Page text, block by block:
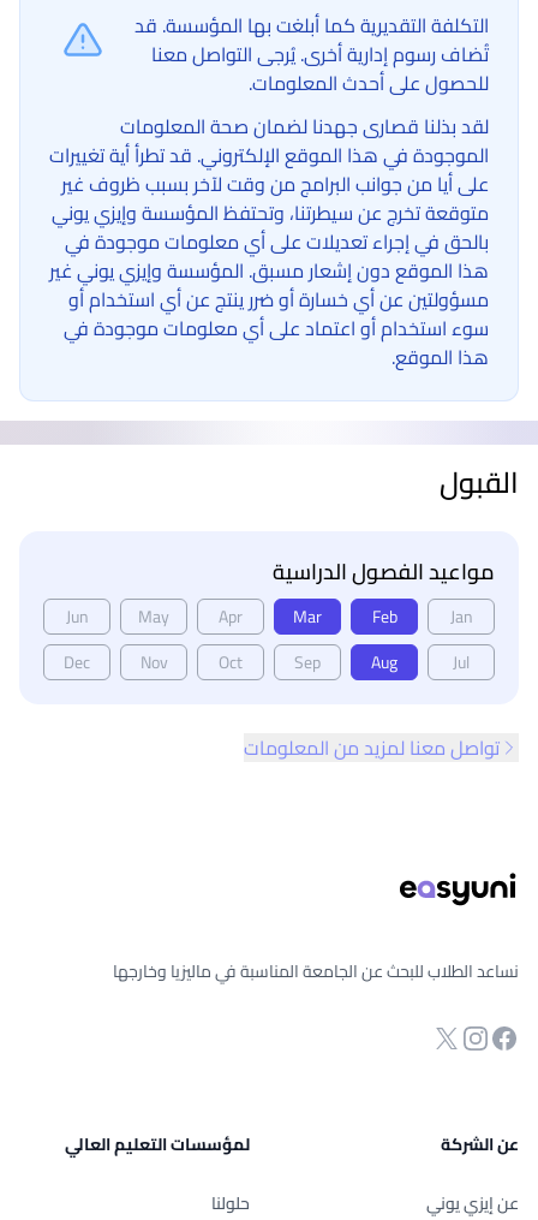
التكلفة التقديرية كما أبلغت بها المؤسسة. قد
تُضاف رسوم إدارية أخرى. يُرجى التواصل معنا
للحصول على أحدث المعلومات.
لقد بذلنا قصارى جهدنا لضمان صحة المعلومات
الموجودة في هذا الموقع الإلكتروني. قد تطرأ أية تغييرات
على أيا من جوانب البرامج من وقت لآخر بسبب ظروف غير
متوقعة تخرج عن سيطرتنا، وتحتفظ المؤسسة وإيزي يوني
بالحق في إجراء تعديلات على أي معلومات موجودة في
هذا الموقع دون إشعار مسبق. المؤسسة وإيزي يوني غير
مسؤولتين عن أي خسارة أو ضرر ينتج عن أي استخدام أو
سوء استخدام أو اعتماد على أي معلومات موجودة في
هذا الموقع.
القبول
مواعيد الفصول الدراسية
Jan
Feb
Mar
Apr
May
Jun
Jul
Aug
Sep
Oct
Nov
Dec
تواصل معنا لمزيد من المعلومات
نساعد الطلاب للبحث عن الجامعة المناسبة في ماليزيا وخارجها
صفحة الفيسبوك
انستجرام
Twitter
عن الشركة
عن إيزي يوني
لمؤسسات التعليم العالي
حلولنا